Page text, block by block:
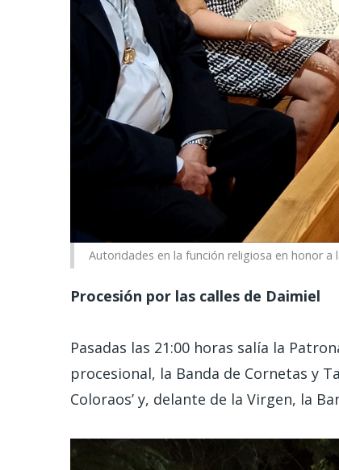
Autoridades en la función religiosa en honor a
Procesión por las calles de Daimiel
Pasadas las 21:00 horas salía la
procesional, la Banda de Cornetas y
Coloraos’ y, delante de la Virgen, la